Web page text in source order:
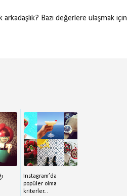
Bazı değerlere ulaşmak için
Instagram’da
popüler olma
kriterler...